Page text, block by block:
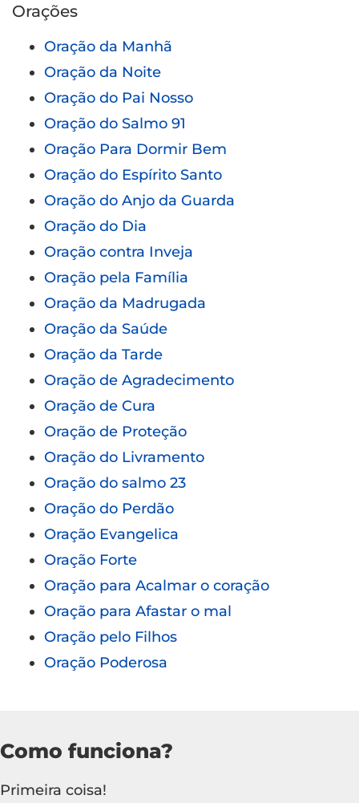
Orações
Oração da Manhã
Oração da Noite
Oração do Pai Nosso
Oração do Salmo 91
Oração Para Dormir Bem
Oração do Espírito Santo
Oração do Anjo da Guarda
Oração do Dia
Oração contra Inveja
Oração pela Família
Oração da Madrugada
Oração da Saúde
Oração da Tarde
Oração de Agradecimento
Oração de Cura
Oração de Proteção
Oração do Livramento
Oração do salmo 23
Oração do Perdão
Oração Evangelica
Oração Forte
Oração para Acalmar o coração
Oração para Afastar o mal
Oração pelo Filhos
Oração Poderosa
Como funciona?
Primeira coisa!